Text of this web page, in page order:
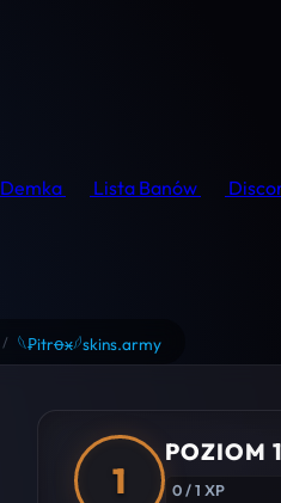
Demka Lista Banów
/ 𓆩Ꝑitrꝋӿ𓆪skins.army
1
POZIOM 1
0 / 1 XP